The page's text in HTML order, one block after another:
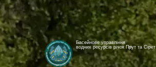
Басейнове управління
водних ресурсів річок Прут та Сірет